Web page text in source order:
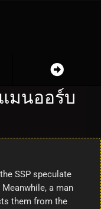
มนออร์บ
SSP speculate
a man
them from the